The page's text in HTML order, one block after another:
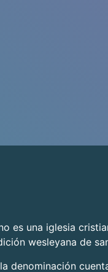
es una iglesia
wesleyana de
denominación